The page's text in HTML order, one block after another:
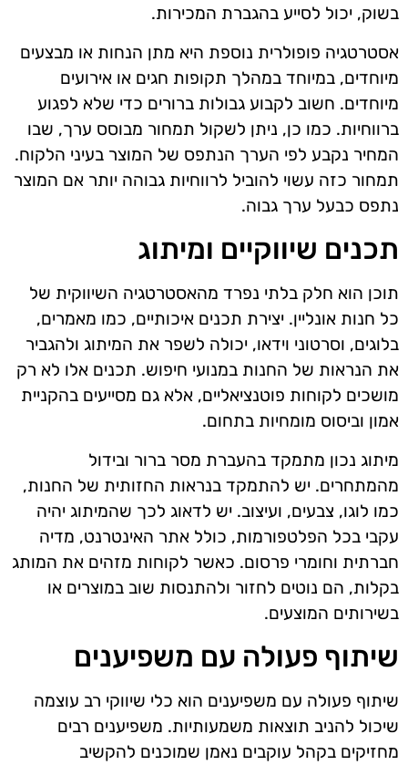
בשוק, יכול לסייע בהגברת המכירות.
אסטרטגיה פופולרית נוספת היא מתן הנחות או מבצעים
מיוחדים, במיוחד במהלך תקופות חגים או אירועים
מיוחדים. חשוב לקבוע גבולות ברורים כדי שלא לפגוע
ברווחיות. כמו כן, ניתן לשקול תמחור מבוסס ערך, שבו
המחיר נקבע לפי הערך הנתפס של המוצר בעיני הלקוח.
תמחור כזה עשוי להוביל לרווחיות גבוהה יותר אם המוצר
נתפס כבעל ערך גבוה.
תכנים שיווקיים ומיתוג
תוכן הוא חלק בלתי נפרד מהאסטרטגיה השיווקית של
כל חנות אונליין. יצירת תכנים איכותיים, כמו מאמרים,
בלוגים, וסרטוני וידאו, יכולה לשפר את המיתוג ולהגביר
את הנראות של החנות במנועי חיפוש. תכנים אלו לא רק
מושכים לקוחות פוטנציאליים, אלא גם מסייעים בהקניית
אמון וביסוס מומחיות בתחום.
מיתוג נכון מתמקד בהעברת מסר ברור ובידול
מהמתחרים. יש להתמקד בנראות החזותית של החנות,
כמו לוגו, צבעים, ועיצוב. יש לדאוג לכך שהמיתוג יהיה
עקבי בכל הפלטפורמות, כולל אתר האינטרנט, מדיה
חברתית וחומרי פרסום. כאשר לקוחות מזהים את המותג
בקלות, הם נוטים לחזור ולהתנסות שוב במוצרים או
בשירותים המוצעים.
שיתוף פעולה עם משפיענים
שיתוף פעולה עם משפיענים הוא כלי שיווקי רב עוצמה
שיכול להניב תוצאות משמעותיות. משפיענים רבים
מחזיקים בקהל עוקבים נאמן שמוכנים להקשיב